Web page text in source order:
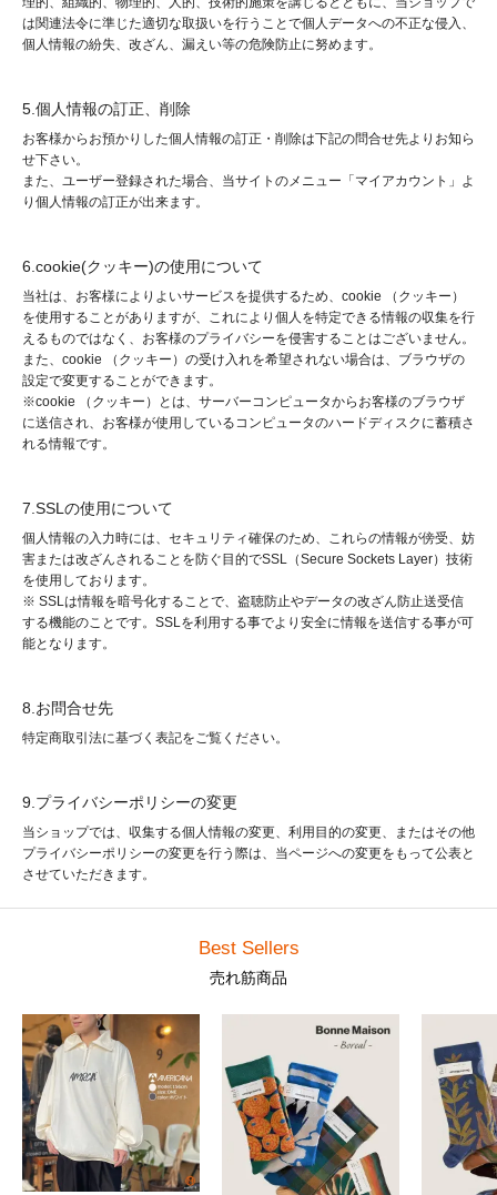
は関連法令に準じた適切な取扱いを行うことで個人データへの不正な侵入、
個人情報の紛失、改ざん、漏えい等の危険防止に努めます。
5.個人情報の訂正、削除
お客様からお預かりした個人情報の訂正・削除は下記の問合せ先よりお知ら
せ下さい。
また、ユーザー登録された場合、当サイトのメニュー「マイアカウント」よ
り個人情報の訂正が出来ます。
6.cookie(クッキー)の使用について
当社は、お客様によりよいサービスを提供するため、cookie （クッキー）
を使用することがありますが、これにより個人を特定できる情報の収集を行
えるものではなく、お客様のプライバシーを侵害することはございません。
また、cookie （クッキー）の受け入れを希望されない場合は、ブラウザの
設定で変更することができます。
※cookie （クッキー）とは、サーバーコンピュータからお客様のブラウザ
に送信され、お客様が使用しているコンピュータのハードディスクに蓄積さ
れる情報です。
7.SSLの使用について
個人情報の入力時には、セキュリティ確保のため、これらの情報が傍受、妨
害または改ざんされることを防ぐ目的でSSL（Secure Sockets Layer）技術
を使用しております。
※ SSLは情報を暗号化することで、盗聴防止やデータの改ざん防止送受信
する機能のことです。SSLを利用する事でより安全に情報を送信する事が可
能となります。
8.お問合せ先
特定商取引法に基づく表記をご覧ください。
9.プライバシーポリシーの変更
当ショップでは、収集する個人情報の変更、利用目的の変更、またはその他
プライバシーポリシーの変更を行う際は、当ページへの変更をもって公表と
させていただきます。
Best Sellers
売れ筋商品